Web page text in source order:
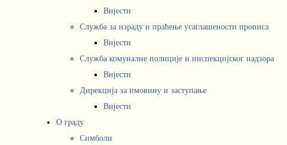
Вијести
Служба за израду и праћење усаглашености прописа
Вијести
Служба комуналне полиције и инспекцијског надзора
Вијести
Дирекција за имовину и заступање
Вијести
О граду
Симболи